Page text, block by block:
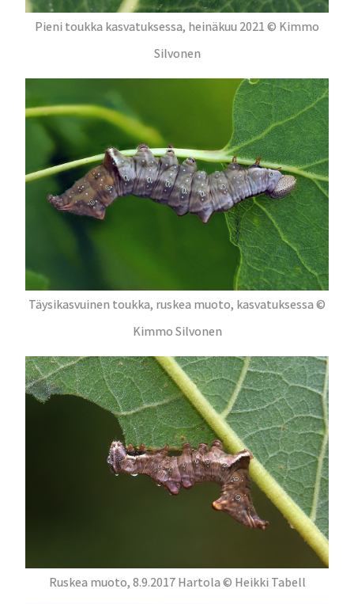
Pieni toukka kasvatuksessa, heinäkuu 2021 © Kimmo
Silvonen
Täysikasvuinen toukka, ruskea muoto, kasvatuksessa ©
Kimmo Silvonen
Ruskea muoto, 8.9.2017 Hartola © Heikki Tabell